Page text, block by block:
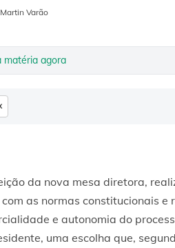
Martin Varão
matéria agora
da nova mesa diretora,
as normas constitucionais e
e autonomia do
uma escolha que,